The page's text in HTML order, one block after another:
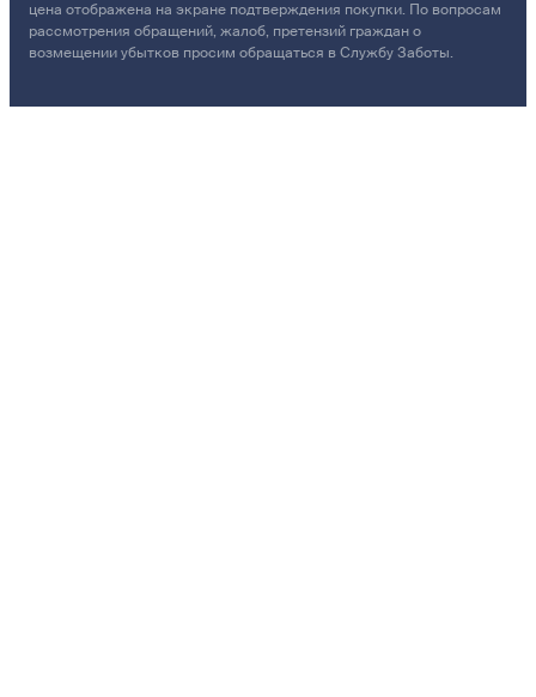
цена отображена на экране подтверждения покупки. По вопросам
рассмотрения обращений, жалоб, претензий граждан о
возмещении убытков просим обращаться в Службу Заботы.